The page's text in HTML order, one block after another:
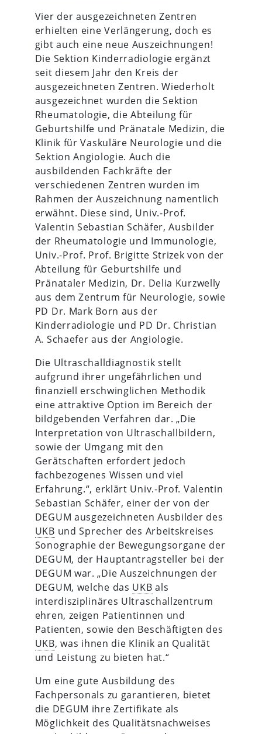
Vier der ausgezeichneten Zentren
erhielten eine Verlängerung, doch es
gibt auch eine neue Auszeichnungen!
Die Sektion Kinderradiologie ergänzt
seit diesem Jahr den Kreis der
ausgezeichneten Zentren. Wiederholt
ausgezeichnet wurden die Sektion
Rheumatologie, die Abteilung für
Geburtshilfe und Pränatale Medizin, die
Klinik für Vaskuläre Neurologie und die
Sektion Angiologie. Auch die
ausbildenden Fachkräfte der
verschiedenen Zentren wurden im
Rahmen der Auszeichnung namentlich
erwähnt. Diese sind, Univ.-Prof.
Valentin Sebastian Schäfer, Ausbilder
der Rheumatologie und Immunologie,
Univ.-Prof. Prof. Brigitte Strizek von der
Abteilung für Geburtshilfe und
Pränataler Medizin, Dr. Delia Kurzwelly
aus dem Zentrum für Neurologie, sowie
PD Dr. Mark Born aus der
Kinderradiologie und PD Dr. Christian
A. Schaefer aus der Angiologie.
Die Ultraschalldiagnostik stellt
aufgrund ihrer ungefährlichen und
finanziell erschwinglichen Methodik
eine attraktive Option im Bereich der
bildgebenden Verfahren dar. „Die
Interpretation von Ultraschallbildern,
sowie der Umgang mit den
Gerätschaften erfordert jedoch
fachbezogenes Wissen und viel
Erfahrung.“, erklärt Univ.-Prof. Valentin
Sebastian Schäfer, einer der von der
DEGUM ausgezeichneten Ausbilder des
UKB und Sprecher des Arbeitskreises
Sonographie der Bewegungsorgane der
DEGUM, der Hauptantragsteller bei der
DEGUM war. „Die Auszeichnungen der
DEGUM, welche das UKB als
interdisziplinäres Ultraschallzentrum
ehren, zeigen Patientinnen und
Patienten, sowie den Beschäftigten des
UKB, was ihnen die Klinik an Qualität
und Leistung zu bieten hat.“
Um eine gute Ausbildung des
Fachpersonals zu garantieren, bietet
die DEGUM ihre Zertifikate als
Möglichkeit des Qualitätsnachweises